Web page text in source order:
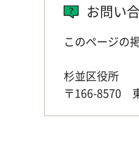
お問い
このページの
杉並区役所
〒166-8570